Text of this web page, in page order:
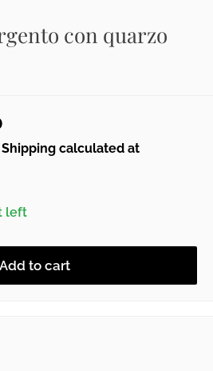
con quarzo
Shipping calculated at
left
Add to cart